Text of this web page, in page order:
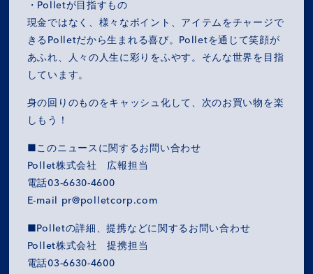
・Polletが目指すもの
現金ではなく、様々なポイント、アイテムをチャージで
きるPolletだから生まれる喜び。Polletを通じて笑顔が
あふれ、人々の人生に彩りをふやす。そんな世界を目指
しています。
身の回りのものをキャッシュ化して、次のお買い物を楽
しもう！
■このニュースに関するお問い合わせ
Pollet株式会社 広報担当
電話03-6630-4600
E-mail pr@polletcorp.com
■Polletの詳細、提携などに関するお問い合わせ
Pollet株式会社 提携担当
電話03-6630-4600